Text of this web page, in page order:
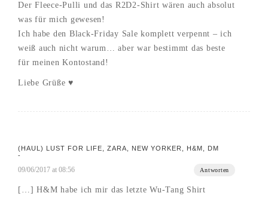
Der Fleece-Pulli und das R2D2-Shirt wären auch absolut
was für mich gewesen!
Ich habe den Black-Friday Sale komplett verpennt – ich
weiß auch nicht warum… aber war bestimmt das beste
für meinen Kontostand!
Liebe Grüße ♥
(HAUL) LUST FOR LIFE, ZARA, NEW YORKER, H&M, DM
-
09/06/2017 at 08:56 Antworten
[…] H&M habe ich mir das letzte Wu-Tang Shirt